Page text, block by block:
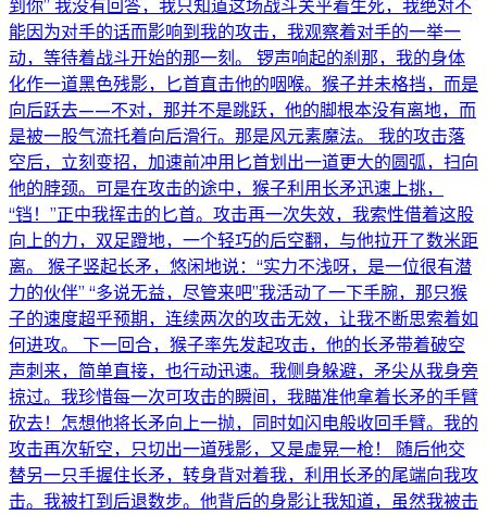
到你” 我没有回答，我只知道这场战斗关乎着生死，我绝对不
能因为对手的话而影响到我的攻击，我观察着对手的一举一
动，等待着战斗开始的那一刻。 锣声响起的刹那，我的身体
化作一道黑色残影，匕首直击他的咽喉。猴子并未格挡，而是
向后跃去——不对，那并不是跳跃，他的脚根本没有离地，而
是被一股气流托着向后滑行。那是风元素魔法。 我的攻击落
空后，立刻变招，加速前冲用匕首划出一道更大的圆弧，扫向
他的脖颈。可是在攻击的途中，猴子利用长矛迅速上挑，
“铛！”正中我挥击的匕首。攻击再一次失效，我索性借着这股
向上的力，双足蹬地，一个轻巧的后空翻，与他拉开了数米距
离。 猴子竖起长矛，悠闲地说：“实力不浅呀，是一位很有潜
力的伙伴” “多说无益，尽管来吧”我活动了一下手腕，那只猴
子的速度超乎预期，连续两次的攻击无效，让我不断思索着如
何进攻。 下一回合，猴子率先发起攻击，他的长矛带着破空
声刺来，简单直接，也行动迅速。我侧身躲避，矛尖从我身旁
掠过。我珍惜每一次可攻击的瞬间，我瞄准他拿着长矛的手臂
砍去！怎想他将长矛向上一抛，同时如闪电般收回手臂。我的
攻击再次斩空，只切出一道残影，又是虚晃一枪！ 随后他交
替另一只手握住长矛，转身背对着我，利用长矛的尾端向我攻
击。我被打到后退数步。他背后的身影让我知道，虽然我被击